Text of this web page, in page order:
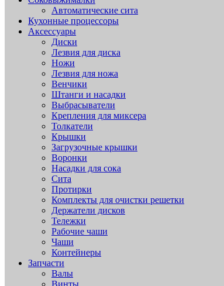
Автоматические сита
Кухонные процессоры
Аксессуары
Диски
Лезвия для диска
Ножи
Лезвия для ножа
Венчики
Штанги и насадки
Выбрасыватели
Крепления для миксера
Толкатели
Крышки
Загрузочные крышки
Воронки
Насадки для сока
Сита
Протирки
Комплекты для очистки решетки
Держатели дисков
Тележки
Рабочие чаши
Чаши
Контейнеры
Запчасти
Валы
Винты